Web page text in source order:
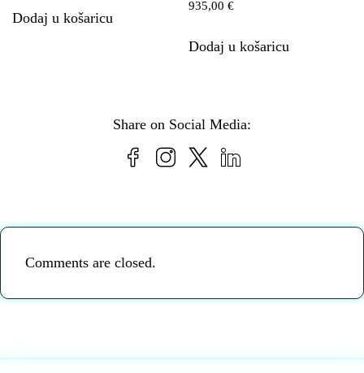
Dodaj u košaricu
935,00€
Dodaj u košaricu
Share on Social Media:
Comments are closed.